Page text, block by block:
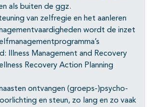
als buiten de ggz.
van zelfregie en het aanleren
wordt de inzet
Illness Management and Recovery
Recovery Action Planning
ontvangen (groeps-)psycho-
en steun, zo lang en zo vaak